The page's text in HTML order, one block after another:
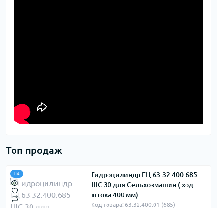
Топ продаж
Hit
Гидроцилиндр ГЦ 63.32.400.685
ШС 30 для Сельхозмашин ( ход
штока 400 мм)
Код товара: 63.32.400.01 (685)